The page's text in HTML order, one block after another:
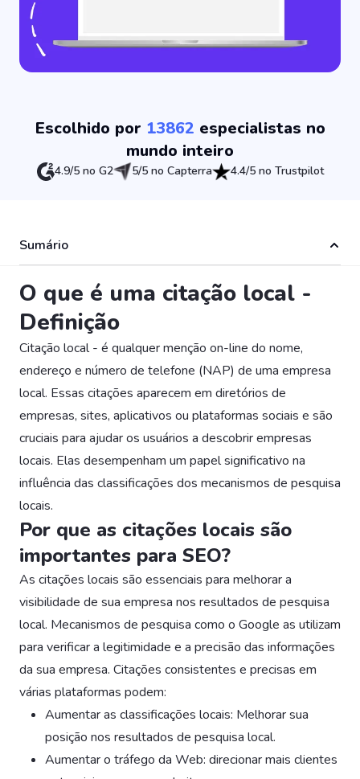
Escolhido por 13862 especialistas no
mundo inteiro
4.9/5 no G2 5/5 no Capterra 4.4/5 no Trustpilot
Sumário
O que é uma citação local -
Definição
Citação local - é qualquer menção on-line do nome,
endereço e número de telefone (NAP) de uma empresa
local. Essas citações aparecem em diretórios de
empresas, sites, aplicativos ou plataformas sociais e são
cruciais para ajudar os usuários a descobrir empresas
locais. Elas desempenham um papel significativo na
influência das classificações dos mecanismos de pesquisa
locais.
Por que as citações locais são
importantes para SEO?
As citações locais são essenciais para melhorar a
visibilidade de sua empresa nos resultados de pesquisa
local. Mecanismos de pesquisa como o Google as utilizam
para verificar a legitimidade e a precisão das informações
da sua empresa. Citações consistentes e precisas em
várias plataformas podem:
Aumentar as classificações locais: Melhorar sua
posição nos resultados de pesquisa local.
Aumentar o tráfego da Web: direcionar mais clientes